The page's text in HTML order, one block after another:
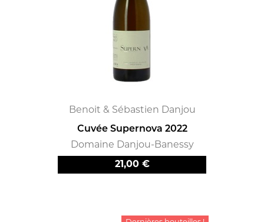
Benoit & Sébastien Danjou
Cuvée Supernova 2022
Domaine Danjou-Banessy
Prix
21,00 €